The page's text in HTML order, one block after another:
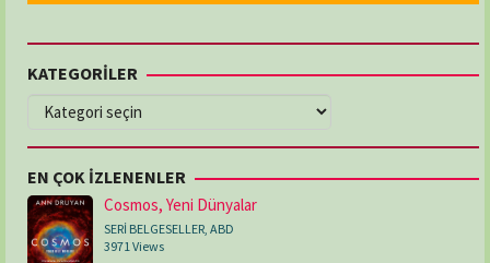
KATEGORİLER
KATEGORİLER
EN ÇOK İZLENENLER
Cosmos, Yeni Dünyalar
SERİ BELGESELLER, ABD
3971 Views